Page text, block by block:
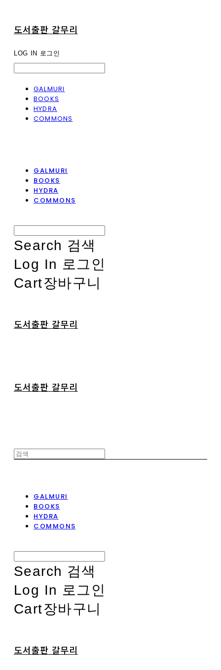
도서출판 갈무리
LOG IN 로그인
GALMURI
BOOKS
HYDRA
COMMONS
GALMURI
BOOKS
HYDRA
COMMONS
Search 검색
Log In 로그인
Cart장바구니
도서출판 갈무리
도서출판 갈무리
GALMURI
BOOKS
HYDRA
COMMONS
Search 검색
Log In 로그인
Cart장바구니
도서출판 갈무리